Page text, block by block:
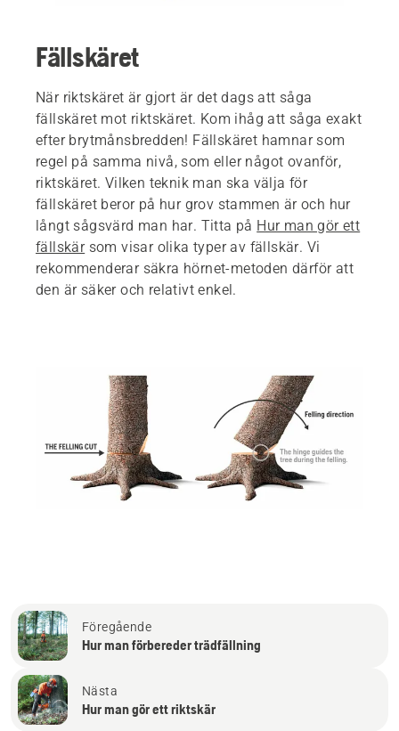
Fällskäret
När riktskäret är gjort är det dags att såga
fällskäret mot riktskäret. Kom ihåg att såga exakt
efter brytmånsbredden! Fällskäret hamnar som
regel på samma nivå, som eller något ovanför,
riktskäret. Vilken teknik man ska välja för
fällskäret beror på hur grov stammen är och hur
långt sågsvärd man har. Titta på Hur man gör ett
fällskärsom visar olika typer av fällskär. Vi
rekommenderar säkra hörnet-metoden därför att
den är säker och relativt enkel.
Föregående
Hur man förbereder trädfällning
Nästa
Hur man gör ett riktskär